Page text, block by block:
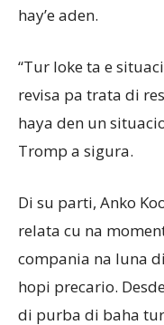
hay’e aden.
“Tur loke ta e
revisa pa trata di
haya den un
Tromp a sigura.
Di su parti, Anko
relata cu na
compania na luna
hopi precario.
di purba di baha